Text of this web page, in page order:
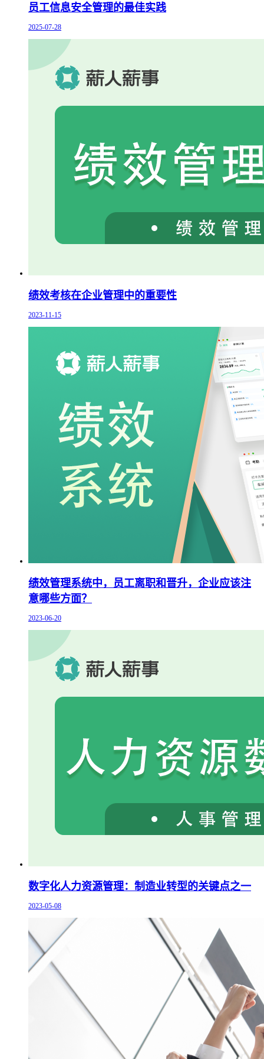
员工信息安全管理的最佳实践
2025-07-28
绩效考核在企业管理中的重要性
2023-11-15
绩效管理系统中，员工离职和晋升，企业应该注
意哪些方面？
2023-06-20
数字化人力资源管理：制造业转型的关键点之一
2023-05-08